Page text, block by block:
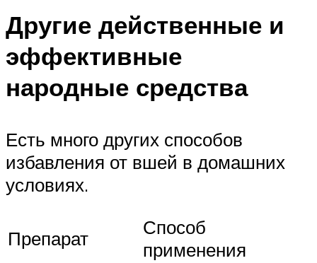
Другие действенные и
эффективные
народные средства
Есть много других способов
избавления от вшей в домашних
условиях.
Препарат
Способ
применения